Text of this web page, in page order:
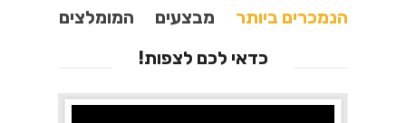
הנמכרים ביותר מבצעים
המומלצים
כדאי לכם לצפות!